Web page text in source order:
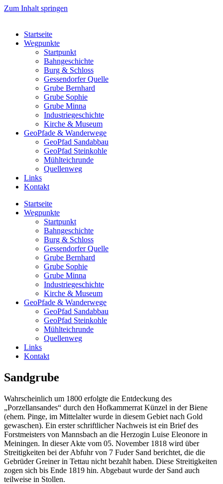
Zum Inhalt springen
Startseite
Wegpunkte
Startpunkt
Bahngeschichte
Burg & Schloss
Gessendorfer Quelle
Grube Bernhard
Grube Sophie
Grube Minna
Industriegeschichte
Kirche & Museum
GeoPfade & Wanderwege
GeoPfad Sandabbau
GeoPfad Steinkohle
Mühlteichrunde
Quellenweg
Links
Kontakt
Startseite
Wegpunkte
Startpunkt
Bahngeschichte
Burg & Schloss
Gessendorfer Quelle
Grube Bernhard
Grube Sophie
Grube Minna
Industriegeschichte
Kirche & Museum
GeoPfade & Wanderwege
GeoPfad Sandabbau
GeoPfad Steinkohle
Mühlteichrunde
Quellenweg
Links
Kontakt
Sandgrube
Wahrscheinlich um 1800 erfolgte die Entdeckung des
„Porzellansandes“ durch den Hofkammerrat Künzel in der Biene
(ehem. Pinge, im Mittelalter wurde in diesem Gebiet nach Gold
gewaschen). Ein erster schriftlicher Nachweis ist ein Brief des
Forstmeisters von Mannsbach an die Herzogin Luise Eleonore in
Meiningen. In dieser Akte vom 05. November 1818 wird über
Streitigkeiten bei der Abfuhr von 7 Fuder Sand berichtet, die die
Gebrüder Greiner in Tettau nicht bezahlt haben. Diese Streitigkeiten
zogen sich bis Ende 1819 hin. Abgebaut wurde der Sand auch
teilweise in Stollen.